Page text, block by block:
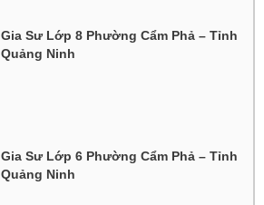
Gia Sư Lớp 8 Phường Cẩm Phả – Tỉnh
Quảng Ninh
Gia Sư Lớp 6 Phường Cẩm Phả – Tỉnh
Quảng Ninh